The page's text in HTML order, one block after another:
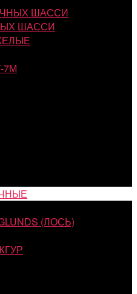
ШАССИ
ШАССИ
7М
(ЛОСЬ)